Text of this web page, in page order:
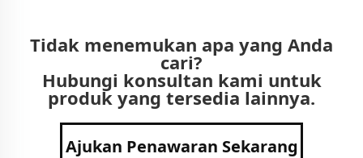
Tidak menemukan apa yang Anda
cari?
Hubungi konsultan kami untuk
produk yang tersedia lainnya.
Ajukan Penawaran Sekarang